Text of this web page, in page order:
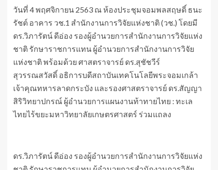
วันที่ 4 พฤศจิกายน 2563 ณ ห้องประชุมจอมพลสฤษดิ์ ธนะ
รัชต์ อาคาร วช.1 สำนักงานการวิจัยแห่งชาติ (วช.) โดยมี
ดร.วิภารัตน์ ดีอ่อง รองผู้อำนวยการสำนักงานการวิจัยแห่ง
ชาติ รักษาราชการแทน ผู้อำนวยการสำนักงานการวิจัย
แห่งชาติ พร้อมด้วย ศาสตราจารย์ ดร.สุชัชวีร์
สุวรรณสวัสดิ์ อธิการบดีสถาบันเทคโนโลยีพระจอมเกล้า
เจ้าคุณทหารลาดกระบัง และรองศาสตราจารย์ ดร.สัญญา
สิริวิทยาปกรณ์ ผู้อำนวยการแผนงานท้าทายไทย : ทะเล
ไทยไร้ขยะมหาวิทยาลัยเกษตรศาสตร์ ร่วมแถลง
ดร.วิภารัตน์ ดีอ่อง รองผู้อำนวยการสำนักงานการวิจัยแห่ง